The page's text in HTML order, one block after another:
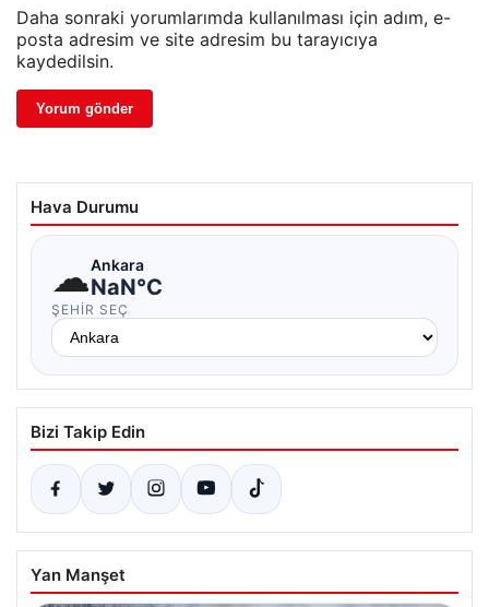
Daha sonraki yorumlarımda kullanılması için adım, e-
posta adresim ve site adresim bu tarayıcıya
kaydedilsin.
Hava Durumu
☁Ankara
NaN°C
ŞEHIR SEÇ
Bizi Takip Edin
Yan Manşet